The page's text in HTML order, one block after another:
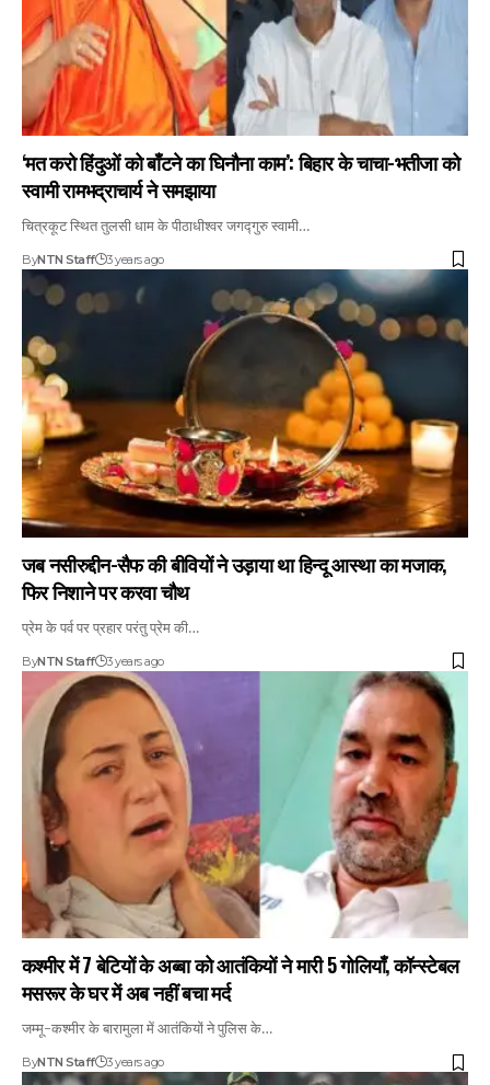
‘मत करो हिंदुओं को बाँटने का घिनौना काम’: बिहार के चाचा-भतीजा को
स्वामी रामभद्राचार्य ने समझाया
चित्रकूट स्थित तुलसी धाम के पीठाधीश्वर जगद्गुरु स्वामी…
ByNTN Staff 3 years ago
जब नसीरुद्दीन-सैफ की बीवियों ने उड़ाया था हिन्दू आस्था का मजाक,
फिर निशाने पर करवा चौथ
प्रेम के पर्व पर प्रहार परंतु प्रेम की…
ByNTN Staff 3 years ago
कश्मीर में 7 बेटियों के अब्बा को आतंकियों ने मारी 5 गोलियाँ, कॉन्स्टेबल
मसरूर के घर में अब नहीं बचा मर्द
जम्मू-कश्मीर के बारामुला में आतंकियों ने पुलिस के…
ByNTN Staff 3 years ago